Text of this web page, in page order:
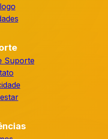
Suporte